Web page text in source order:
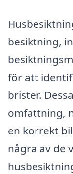
besiktning,
för att
brister.
omfattning,
en korrekt
några av de